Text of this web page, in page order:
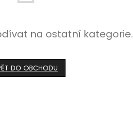
na ostatní kategorie.
DO OBCHODU